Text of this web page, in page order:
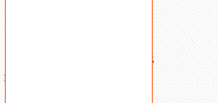
Латунный и бронзовый крепеж
Ваша корзина